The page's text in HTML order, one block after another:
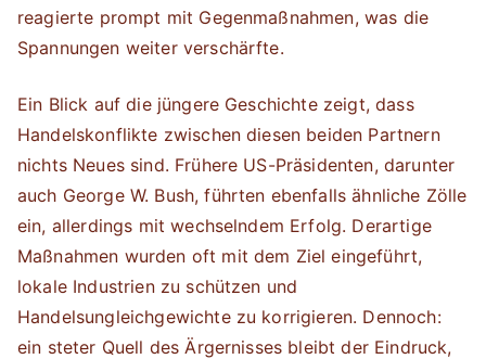
reagierte prompt mit Gegenmaßnahmen, was die
Spannungen weiter verschärfte.
Ein Blick auf die jüngere Geschichte zeigt, dass
Handelskonflikte zwischen diesen beiden Partnern
nichts Neues sind. Frühere US-Präsidenten, darunter
auch George W. Bush, führten ebenfalls ähnliche Zölle
ein, allerdings mit wechselndem Erfolg. Derartige
Maßnahmen wurden oft mit dem Ziel eingeführt,
lokale Industrien zu schützen und
Handelsungleichgewichte zu korrigieren. Dennoch:
ein steter Quell des Ärgernisses bleibt der Eindruck,